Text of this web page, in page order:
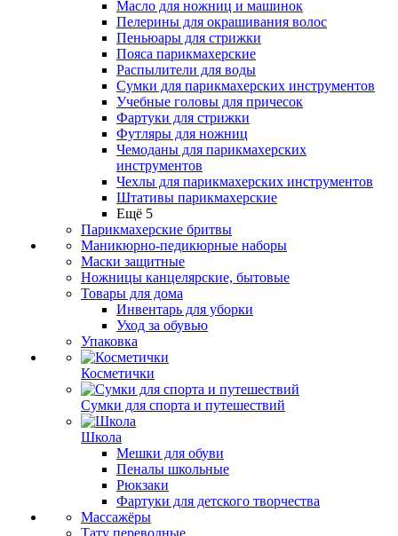
Масло для ножниц и машинок
Пелерины для окрашивания волос
Пеньюары для стрижки
Пояса парикмахерские
Распылители для воды
Сумки для парикмахерских инструментов
Учебные головы для причесок
Фартуки для стрижки
Футляры для ножниц
Чемоданы для парикмахерских
инструментов
Чехлы для парикмахерских инструментов
Штативы парикмахерские
Ещё 5
Парикмахерские бритвы
Маникюрно-педикюрные наборы
Маски защитные
Ножницы канцелярские, бытовые
Товары для дома
Инвентарь для уборки
Уход за обувью
Упаковка
Косметички
Сумки для спорта и путешествий
Школа
Мешки для обуви
Пеналы школьные
Рюкзаки
Фартуки для детского творчества
Массажёры
Тату переводные